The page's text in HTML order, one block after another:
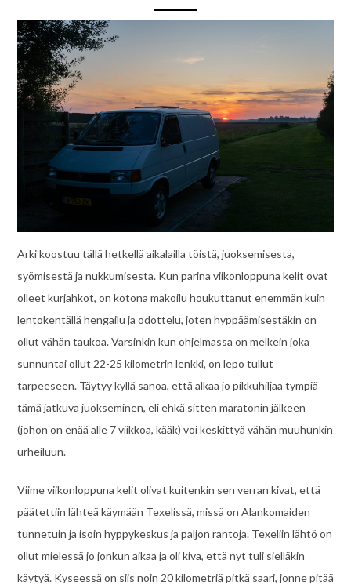
Arki koostuu tällä hetkellä aikalailla töistä, juoksemisesta,
syömisestä ja nukkumisesta. Kun parina viikonloppuna kelit ovat
olleet kurjahkot, on kotona makoilu houkuttanut enemmän kuin
lentokentällä hengailu ja odottelu, joten hyppäämisestäkin on
ollut vähän taukoa. Varsinkin kun ohjelmassa on melkein joka
sunnuntai ollut 22-25 kilometrin lenkki, on lepo tullut
tarpeeseen. Täytyy kyllä sanoa, että alkaa jo pikkuhiljaa tympiä
tämä jatkuva juokseminen, eli ehkä sitten maratonin jälkeen
(johon on enää alle 7 viikkoa, kääk) voi keskittyä vähän muuhunkin
urheiluun.
Viime viikonloppuna kelit olivat kuitenkin sen verran kivat, että
päätettiin lähteä käymään Texelissä, missä on Alankomaiden
tunnetuin ja isoin hyppykeskus ja paljon rantoja. Texeliin lähtö on
ollut mielessä jo jonkun aikaa ja oli kiva, että nyt tuli sielläkin
käytyä. Kyseessä on siis noin 20 kilometriä pitkä saari, jonne pitää